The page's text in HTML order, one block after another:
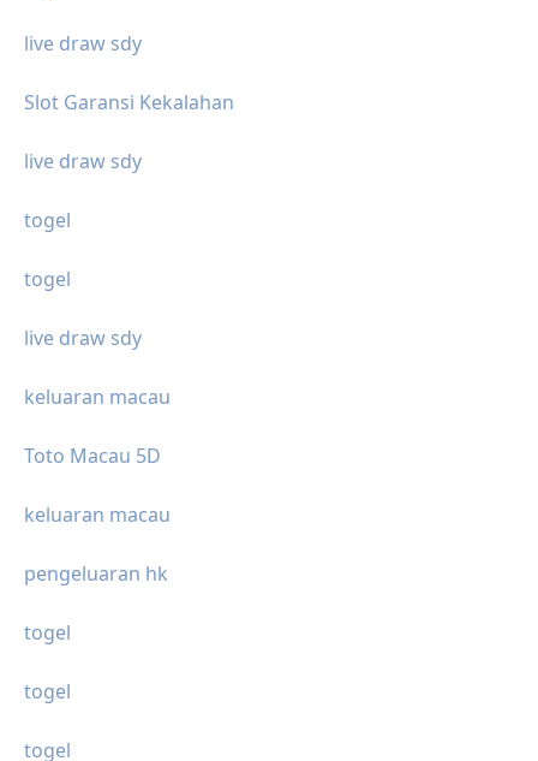
live draw sdy
Slot Garansi Kekalahan
live draw sdy
togel
togel
live draw sdy
keluaran macau
Toto Macau 5D
keluaran macau
pengeluaran hk
togel
togel
togel